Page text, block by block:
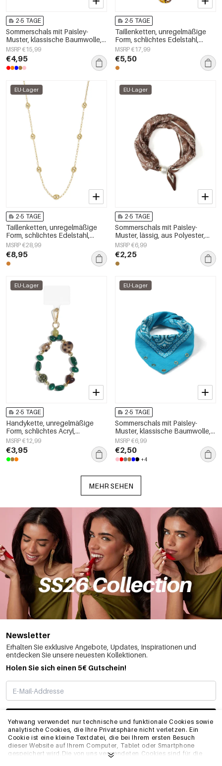
Yehwang verwendet nur technische und funktionale Cookies sowie
analytische Cookies, die Ihre Privatsphäre nicht verletzen. Ein
Cookie ist eine kleine Textdatei, die bei Ihrem ersten Besuch
dieser Website auf Ihrem Computer, Tablet oder Smartphone
gespeichert wird.Die von uns verwendeten Cookies sind für die
2-5 TAGE
Sommerschals mit Paisley-
Muster, klassische Baumwolle,
Alltagsaccessoires
MSRP €15,99
€4,95
2-5 TAGE
Taillenketten, unregelmäßige
Form, schlichtes Edelstahl,
Alltagsaccessoires
MSRP €17,99
€5,50
EU-Lager
2-5 TAGE
Taillenketten, unregelmäßige
Form, schlichtes Edelstahl,
Alltagsaccessoires
MSRP €28,99
€8,95
EU-Lager
2-5 TAGE
Sommerschals mit Paisley-
Muster, lässig, aus Polyester,
Accessoires für jeden Tag
MSRP €6,99
€2,25
EU-Lager
2-5 TAGE
Handykette, unregelmäßige
Form, schlichtes Acryl,
Alltagsaccessoire
MSRP €12,99
€3,95
EU-Lager
2-5 TAGE
Sommerschals mit Paisley-
Muster, klassische Baumwolle,
Alltagsaccessoires
MSRP €6,99
€2,50
+4
MEHR SEHEN
Newsletter
Erhalten Sie exklusive Angebote, Updates, Inspirationen und
entdecken Sie unsere neuesten Kollektionen.
Holen Sie sich einen 5€ Gutschein!
ABONNIEREN
INFO